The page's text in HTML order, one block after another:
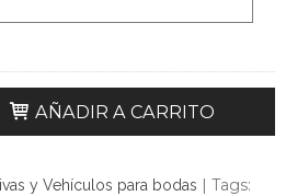
AÑADIR A CARRITO
y Vehículos para bodas | Tags: